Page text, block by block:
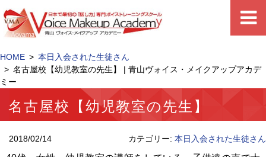
HOME
本日入会された生徒さん
名古屋校【幼児教室の先生】 | 青山ヴォイス・メイクアップアカデ
ミー
名古屋校【幼児教室の先生】
2018/02/14 カテゴリー: 本日入会された生徒さん